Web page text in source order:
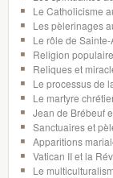
Le Catholicisme
Les pèlerinages
Le rôle de
Religion
Reliques et
Le processus de
Le martyre
Jean de Brébeuf
Sanctuaires et
Apparitions
Vatican II et la
Le